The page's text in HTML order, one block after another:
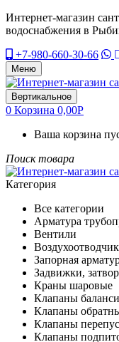
Интернет-магазин
водоснабжения в
+7-980-660-30-66
Меню
Вертикальное
0 Корзина 0,00Р
Ваша корзина
Поиск товара
Категория
Все категории
Арматура
Вентили
Запорная
Задвижки,
Краны шаровые
Клапаны
Клапаны
Клапаны
Клапаны